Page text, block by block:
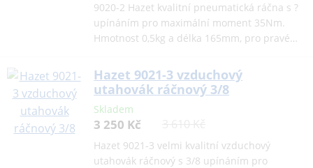
9020-2 Hazet kvalitní pneumatická ráčna s ?
upínáním pro maximální moment 35Nm.
Hmotnost 0,5kg a délka 165mm, pro pravé…
Hazet 9021-3 vzduchový
utahovák ráčnový 3/8
Skladem
3 250 Kč
Hazet 9021-3 velmi kvalitní vzduchový
utahovák ráčnový s 3/8 upínáním pro